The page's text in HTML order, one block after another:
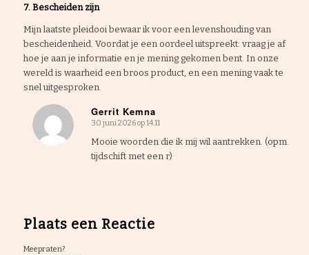
7. Bescheiden zijn
Mijn laatste pleidooi bewaar ik voor een levenshouding van
bescheidenheid. Voordat je een oordeel uitspreekt: vraag je af
hoe je aan je informatie en je mening gekomen bent. In onze
wereld is waarheid een broos product, en een mening vaak te
snel uitgesproken.
Gerrit Kemna
zegt:
30 juni 2026 op 14:11
Mooie woorden die ik mij wil aantrekken. (opm.
tijdschift met een r)
Plaats een Reactie
Meepraten?